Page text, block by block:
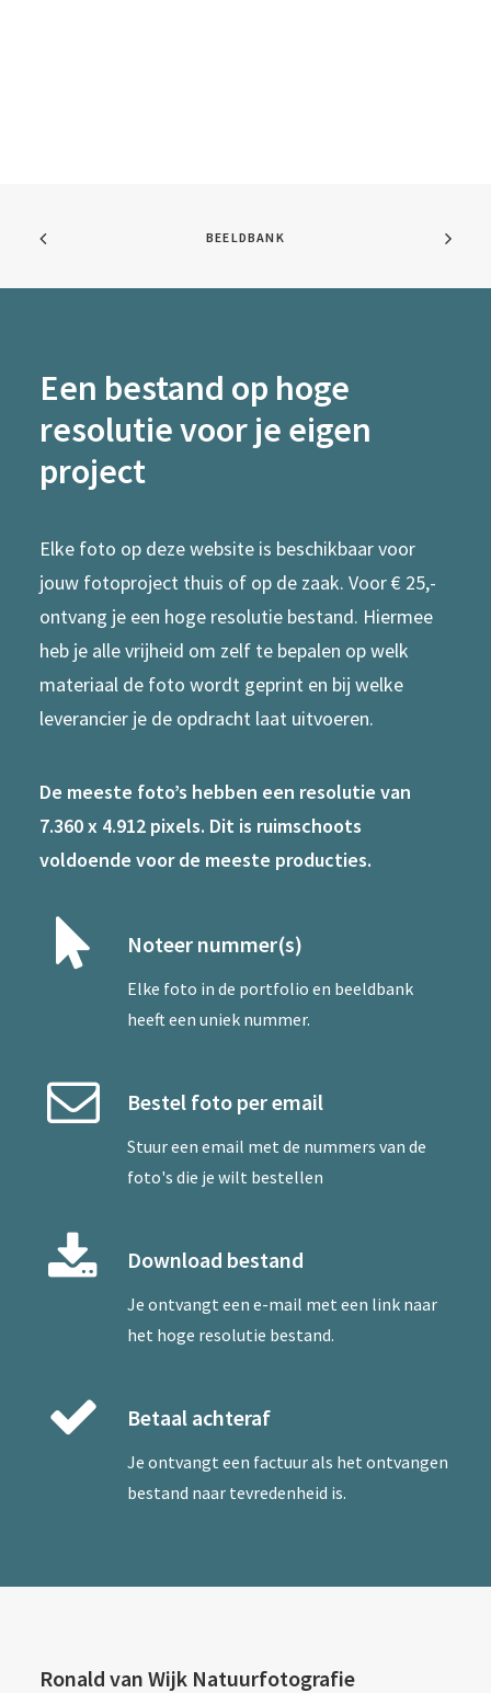
BEELDBANK
Een bestand op hoge
resolutie voor je eigen
project
Elke foto op deze website is beschikbaar voor
jouw fotoproject thuis of op de zaak. Voor € 25,-
ontvang je een hoge resolutie bestand. Hiermee
heb je alle vrijheid om zelf te bepalen op welk
materiaal de foto wordt geprint en bij welke
leverancier je de opdracht laat uitvoeren.
De meeste foto’s hebben een resolutie van
7.360 x 4.912 pixels. Dit is ruimschoots
voldoende voor de meeste producties.
Noteer nummer(s)
Elke foto in de portfolio en beeldbank
heeft een uniek nummer.
Bestel foto per email
Stuur een email met de nummers van de
foto's die je wilt bestellen
Download bestand
Je ontvangt een e-mail met een link naar
het hoge resolutie bestand.
Betaal achteraf
Je ontvangt een factuur als het ontvangen
bestand naar tevredenheid is.
Ronald van Wijk Natuurfotografie